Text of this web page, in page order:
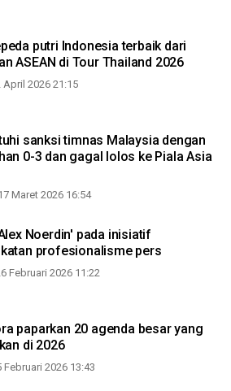
putri Indonesia terbaik dari
ASEAN di Tour Thailand 2026
April 2026 21:15
sanksi timnas Malaysia dengan
0-3 dan gagal lolos ke Piala Asia
Maret 2026 16:54
Noerdin' pada inisiatif
profesionalisme pers
Februari 2026 11:22
paparkan 20 agenda besar yang
di 2026
Februari 2026 13:43